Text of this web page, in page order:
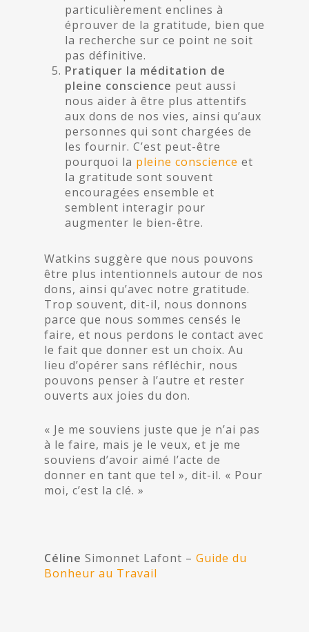
particulièrement enclines à
éprouver de la gratitude, bien que
la recherche sur ce point ne soit
pas définitive.
Pratiquer la méditation de
pleine conscience peut aussi
nous aider à être plus attentifs
aux dons de nos vies, ainsi qu’aux
personnes qui sont chargées de
les fournir. C’est peut-être
pourquoi la pleine conscience et
la gratitude sont souvent
encouragées ensemble et
semblent interagir pour
augmenter le bien-être.
Watkins suggère que nous pouvons
être plus intentionnels autour de nos
dons, ainsi qu’avec notre gratitude.
Trop souvent, dit-il, nous donnons
parce que nous sommes censés le
faire, et nous perdons le contact avec
le fait que donner est un choix. Au
lieu d’opérer sans réfléchir, nous
pouvons penser à l’autre et rester
ouverts aux joies du don.
« Je me souviens juste que je n’ai pas
à le faire, mais je le veux, et je me
souviens d’avoir aimé l’acte de
donner en tant que tel », dit-il. « Pour
moi, c’est la clé. »
Céline Simonnet Lafont – Guide du
Bonheur au Travail